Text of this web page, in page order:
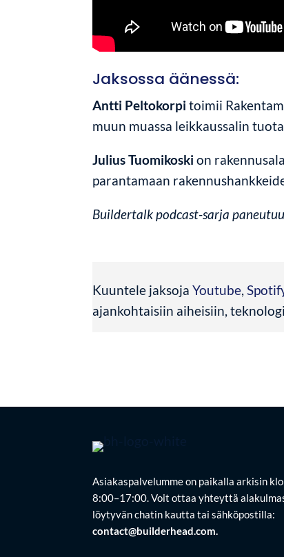
Jaksossa äänessä:
Antti Peltokorpi toimii
muun muassa leikkaussalin
Julius Tuomikoskion
parantamaan
Buildertalk podcast-sarja
Kuuntele jaksojaYoutube
ajankohtaisiin aiheisiin,
Asiakaspalvelumme on paikalla arkisin klo
8:00–17:00. Voit ottaa yhteyttä
löytyvän chatin kautta tai sähköpostilla:
contact@builderhead.com.